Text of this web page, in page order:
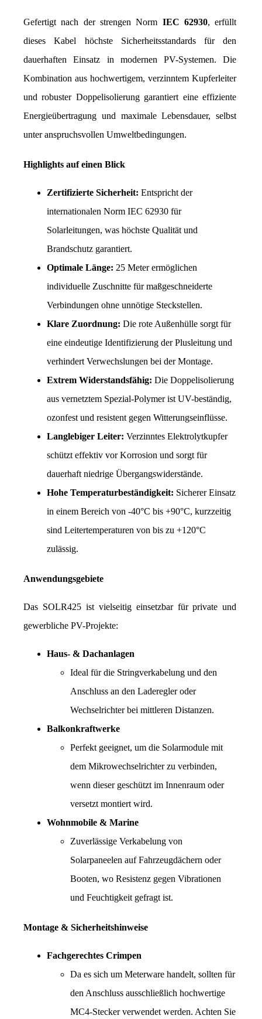
Gefertigt nach der strengen Norm IEC 62930, erfüllt
dieses Kabel höchste Sicherheitsstandards für den
dauerhaften Einsatz in modernen PV-Systemen. Die
Kombination aus hochwertigem, verzinntem Kupferleiter
und robuster Doppelisolierung garantiert eine effiziente
Energieübertragung und maximale Lebensdauer, selbst
unter anspruchsvollen Umweltbedingungen.
Highlights auf einen Blick
Zertifizierte Sicherheit: Entspricht der
internationalen Norm IEC 62930 für
Solarleitungen, was höchste Qualität und
Brandschutz garantiert.
Optimale Länge: 25 Meter ermöglichen
individuelle Zuschnitte für maßgeschneiderte
Verbindungen ohne unnötige Steckstellen.
Klare Zuordnung: Die rote Außenhülle sorgt für
eine eindeutige Identifizierung der Plusleitung und
verhindert Verwechslungen bei der Montage.
Extrem Widerstandsfähig: Die Doppelisolierung
aus vernetztem Spezial-Polymer ist UV-beständig,
ozonfest und resistent gegen Witterungseinflüsse.
Langlebiger Leiter: Verzinntes Elektrolytkupfer
schützt effektiv vor Korrosion und sorgt für
dauerhaft niedrige Übergangswiderstände.
Hohe Temperaturbeständigkeit: Sicherer Einsatz
in einem Bereich von -40°C bis +90°C, kurzzeitig
sind Leitertemperaturen von bis zu +120°C
zulässig.
Anwendungsgebiete
Das SOLR425 ist vielseitig einsetzbar für private und
gewerbliche PV-Projekte:
Haus- & Dachanlagen
Ideal für die Stringverkabelung und den
Anschluss an den Laderegler oder
Wechselrichter bei mittleren Distanzen.
Balkonkraftwerke
Perfekt geeignet, um die Solarmodule mit
dem Mikrowechselrichter zu verbinden,
wenn dieser geschützt im Innenraum oder
versetzt montiert wird.
Wohnmobile & Marine
Zuverlässige Verkabelung von
Solarpaneelen auf Fahrzeugdächern oder
Booten, wo Resistenz gegen Vibrationen
und Feuchtigkeit gefragt ist.
Montage & Sicherheitshinweise
Fachgerechtes Crimpen
Da es sich um Meterware handelt, sollten für
den Anschluss ausschließlich hochwertige
MC4-Stecker verwendet werden. Achten Sie